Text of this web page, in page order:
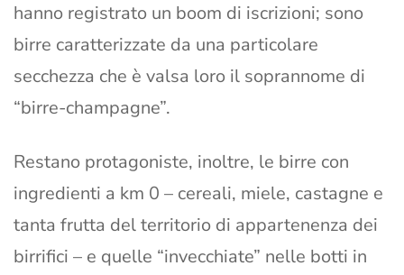
hanno registrato un boom di iscrizioni; sono
birre caratterizzate da una particolare
secchezza che è valsa loro il soprannome di
“birre-champagne”.
Restano protagoniste, inoltre, le birre con
ingredienti a km 0 – cereali, miele, castagne e
tanta frutta del territorio di appartenenza dei
birrifici – e quelle “invecchiate” nelle botti in